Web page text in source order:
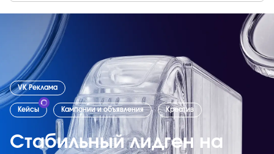
VK Реклама
Кейсы Кампании и объявления Креатив
Стабильный лидген на